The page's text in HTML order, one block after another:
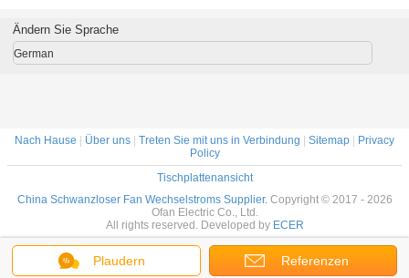
280 mm
Bodenlüftung
Plaudern Referenzen
Ändern Sie Sprache
German
Nach Hause | Über uns | Treten Sie mit uns in Verbindung | Sitemap | Privacy
Policy
Tischplattenansicht
China Schwanzloser Fan Wechselstroms Supplier. Copyright © 2017 - 2026
Ofan Electric Co., Ltd.
All rights reserved. Developed by ECER